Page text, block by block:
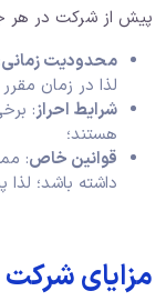
پیش از شرکت در هر
محدودیت زمانی
لذا در زمان
شرایط احراز:
هستند؛
قوانین خاص:
داشته باشد؛
مزایای